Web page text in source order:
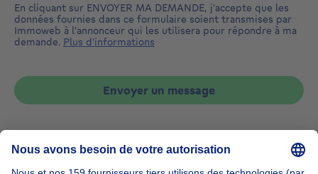
En cliquant sur ENVOYER MA DEMANDE, j'accepte que les
données fournies dans ce formulaire soient transmises par
Immoweb à l'annonceur qui les utilisera pour répondre à ma
demande. Plus d'informations
Envoyer un message